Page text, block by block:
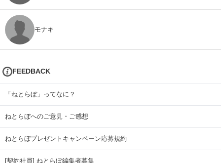
モナキ
FEEDBACK
「ねとらぼ」ってなに？
ねとらぼへのご意見・ご感想
ねとらぼプレゼントキャンペーン応募規約
[契約社員] ねとらぼ編集者募集